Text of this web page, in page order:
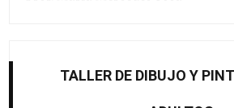
TALLER DE DIBUJO Y